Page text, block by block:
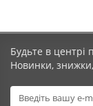
Будьте в центрі
Новинки, знижки,